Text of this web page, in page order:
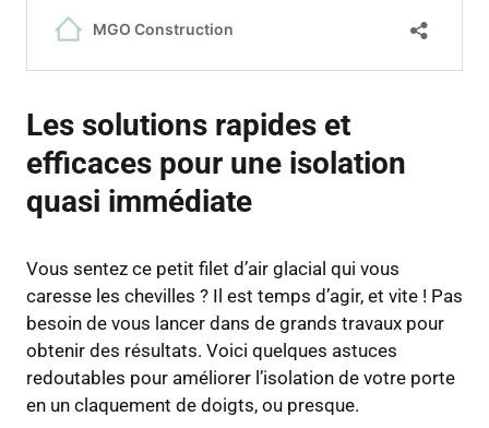
Les solutions rapides et
efficaces pour une isolation
quasi immédiate
Vous sentez ce petit filet d’air glacial qui vous
caresse les chevilles ? Il est temps d’agir, et vite ! Pas
besoin de vous lancer dans de grands travaux pour
obtenir des résultats. Voici quelques astuces
redoutables pour améliorer l’isolation de votre porte
en un claquement de doigts, ou presque.